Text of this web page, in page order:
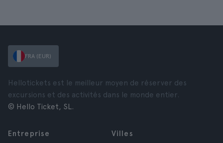
FRA (EUR)
Hellotickets est le meilleur moyen de réserver des
excursions et des activités dans le monde entier.
© Hello Ticket, SL.
Entreprise
Villes